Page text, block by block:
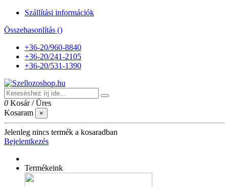
Szállítási információk
Összehasonlítás ()
+36-20/960-8840
+36-20/241-2105
+36-20/531-1390
0 Kosár /Üres
Kosaram
×
Jelenleg nincs termék a kosaradban
Bejelentkezés
Termékeink